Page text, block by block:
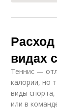
видах
Теннис —
калории, но
виды
или в